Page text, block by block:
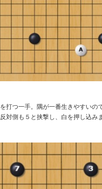
打つ一手。隅が一番生きやすいの
対側も５と挟撃し、白を押し込み